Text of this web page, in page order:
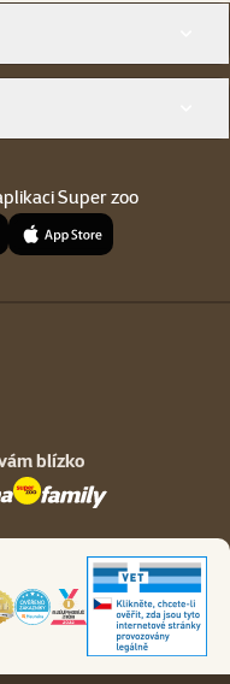
Super zoo
blízko